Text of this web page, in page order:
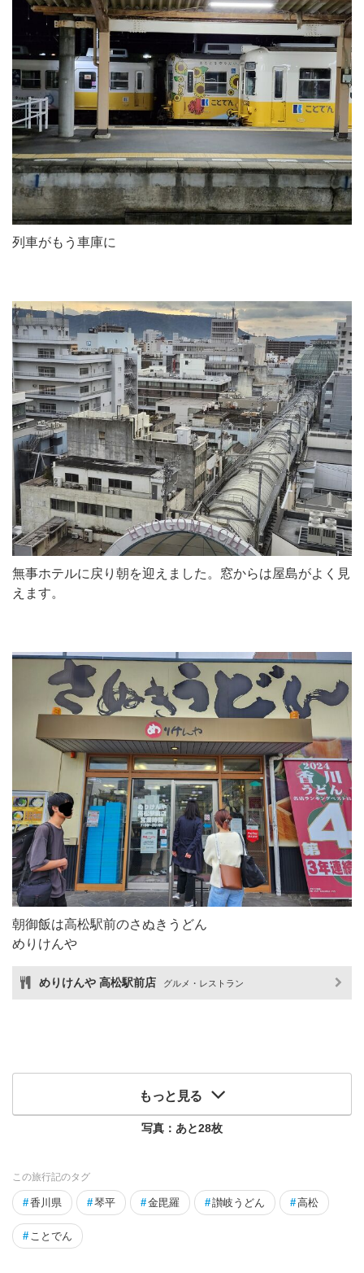
列車がもう車庫に
無事ホテルに戻り朝を迎えました。窓からは屋島がよく見
えます。
朝御飯は高松駅前のさぬきうどん
めりけんや
めりけんや 高松駅前店 グルメ・レストラン
もっと見る
写真：あと28枚
この旅行記のタグ
#香川県 #琴平 #金毘羅 #讃岐うどん #高松
# ことでん